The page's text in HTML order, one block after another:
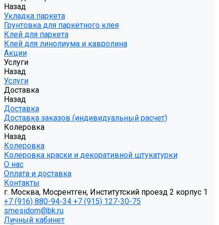
Назад
Укладка паркета
Грунтовка для паркетного клея
Клей для паркета
Клей для линолиума и кавролина
Акции
Услуги
Назад
Услуги
Доставка
Назад
Доставка
Доставка заказов (индивидуальный расчет)
Колеровка
Назад
Колеровка
Колеровка краски и декоративной штукатурки
О нас
Оплата и доставка
Контакты
г. Москва, Мосрентген, Институтский проезд 2 корпус 1
+7 (916) 880-94-34 +7 (915) 127-30-75
smesidom@bk.ru
Личный кабинет